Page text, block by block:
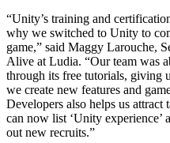
“Unity’s training and
why we switched to Unity to
game,” said Maggy Larouche,
Alive at Ludia. “Our team was
through its free tutorials, giving
we create new features and
Developers also helps us
can now list ‘Unity experience’
out new recruits.”